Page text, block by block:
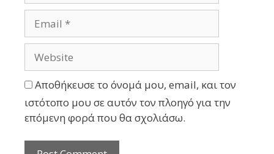
Αποθήκευσε το όνομά μου, email, και τον
ιστότοπο μου σε αυτόν τον πλοηγό για την
επόμενη φορά που θα σχολιάσω.